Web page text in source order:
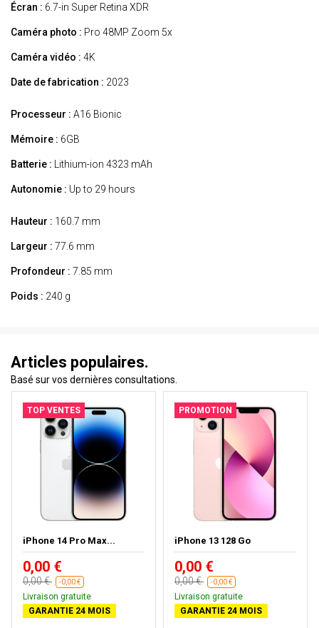
Écran : 6.7-in Super Retina XDR
Caméra photo : Pro 48MP Zoom 5x
Caméra vidéo : 4K
Date de fabrication : 2023
Processeur : A16 Bionic
Mémoire : 6GB
Batterie : Lithium-ion 4323 mAh
Autonomie : Up to 29 hours
Hauteur : 160.7 mm
Largeur : 77.6 mm
Profondeur : 7.85 mm
Poids : 240 g
Articles populaires.
Basé sur vos dernières consultations.
TOP VENTES
iPhone 14 Pro Max...
0,00 €
0,00 € -0,00 €
Livraison gratuite
GARANTIE 24 MOIS
PROMOTION
iPhone 13 128 Go
0,00 €
0,00 € -0,00 €
Livraison gratuite
GARANTIE 24 MOIS